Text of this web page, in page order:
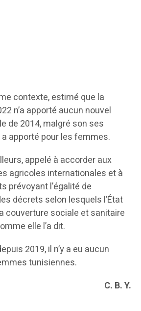
contexte, estimé que la
n’a apporté aucun nouvel
de 2014, malgré son ses
apporté pour les femmes.
appelé à accorder aux
agricoles internationales et à
prévoyant l’égalité de
décrets selon lesquels l’État
couverture sociale et sanitaire
elle l’a dit.
2019, il n’y a eu aucun
tunisiennes.
C. B. Y.